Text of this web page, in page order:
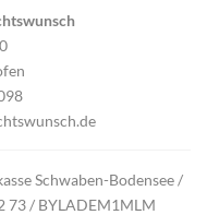
Schwaben-Bodensee /
73 / BYLADEM1MLM